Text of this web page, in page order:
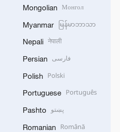
Mongolian Монгол
Myanmar မြန်မာဘာသာ
Nepali नेपाली
Persian فارسی
Polish Polski
Portuguese Português
Pashto پښتو
Romanian Română